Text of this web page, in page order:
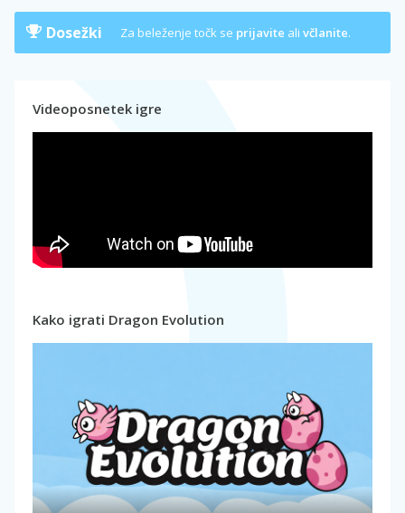
Dosežki Za beleženje točk se prijavite ali včlanite.
Videoposnetek igre
Kako igrati Dragon Evolution